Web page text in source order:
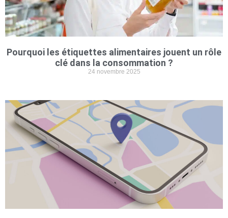
Pourquoi les étiquettes alimentaires jouent un rôle
clé dans la consommation ?
24 novembre 2025